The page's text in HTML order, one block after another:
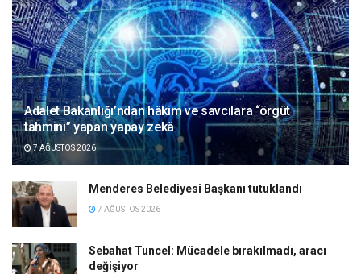
Adalet Bakanlığı’ndan hâkim ve savcılara “örgüt
tahmini” yapan yapay zekâ
7 AĞUSTOS 2026
Menderes Belediyesi Başkanı tutuklandı
7 AĞUSTOS 2026
Sebahat Tuncel: Mücadele bırakılmadı, aracı
değişiyor